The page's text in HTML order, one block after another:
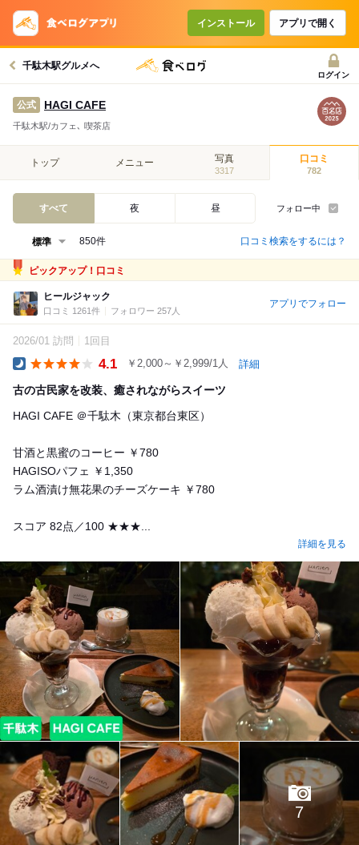
インストール アプリで開く
千駄木駅グルメへ
ログイン
公式 HAGI CAFE
千駄木駅/カフェ､ 喫茶店
トップ メニュー 写真
3317
口コミ
782
すべて 夜 昼 フォロー中
850件 口コミ検索をするには？
ピックアップ！口コミ
ヒールジャック
口コミ 1261件 フォロワー 257人
アプリでフォロー
2026/01 訪問 1回目
4.1 ￥2,000～￥2,999/1人 詳細
古の古民家を改装、癒されながらスイーツ
HAGI CAFE ＠千駄木（東京都台東区）
甘酒と黒蜜のコーヒー ￥780
HAGISOパフェ ￥1,350
ラム酒漬け無花果のチーズケーキ ￥780
スコア 82点／100 ★★★...
詳細を見る
7